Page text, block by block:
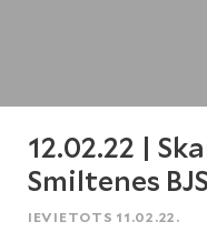
12.02.22 |
Smiltenes
IEVIETOTS 11.02.22.